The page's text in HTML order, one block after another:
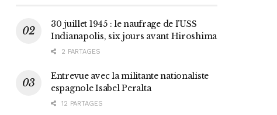
30 juillet 1945 : le naufrage de l’USS
Indianapolis, six jours avant Hiroshima
2 PARTAGES
Entrevue avec la militante nationaliste
espagnole Isabel Peralta
12 PARTAGES